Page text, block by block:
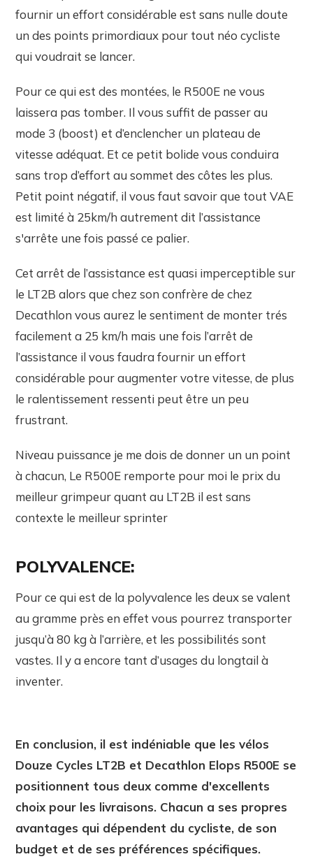
fournir un effort considérable est sans nulle doute
un des points primordiaux pour tout néo cycliste
qui voudrait se lancer.
Pour ce qui est des montées, le R500E ne vous
laissera pas tomber. Il vous suffit de passer au
mode 3 (boost) et d’enclencher un plateau de
vitesse adéquat. Et ce petit bolide vous conduira
sans trop d’effort au sommet des côtes les plus.
Petit point négatif, il vous faut savoir que tout VAE
est limité à 25km/h autrement dit l’assistance
s'arrête une fois passé ce palier.
Cet arrêt de l’assistance est quasi imperceptible sur
le LT2B alors que chez son confrère de chez
Decathlon vous aurez le sentiment de monter trés
facilement a 25 km/h mais une fois l’arrêt de
l’assistance il vous faudra fournir un effort
considérable pour augmenter votre vitesse, de plus
le ralentissement ressenti peut être un peu
frustrant.
Niveau puissance je me dois de donner un un point
à chacun, Le R500E remporte pour moi le prix du
meilleur grimpeur quant au LT2B il est sans
contexte le meilleur sprinter
POLYVALENCE:
Pour ce qui est de la polyvalence les deux se valent
au gramme près en effet vous pourrez transporter
jusqu’à 80 kg à l’arrière, et les possibilités sont
vastes. Il y a encore tant d’usages du longtail à
inventer.
En conclusion, il est indéniable que les vélos
Douze Cycles LT2B et Decathlon Elops R500E se
positionnent tous deux comme d'excellents
choix pour les livraisons. Chacun a ses propres
avantages qui dépendent du cycliste, de son
budget et de ses préférences spécifiques.